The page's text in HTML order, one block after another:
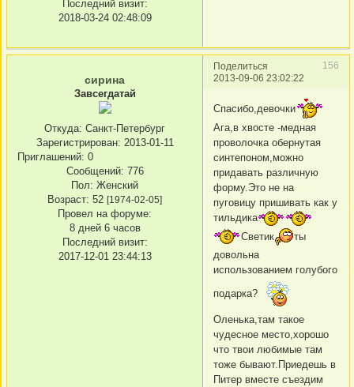
Последний визит:
2018-03-24 02:48:09
Поделиться
156
2013-09-06 23:02:22
сирина
Завсегдатай
Откуда: Санкт-Петербург
Зарегистрирован: 2013-01-11
Приглашений: 0
Сообщений: 776
Пол: Женский
Возраст: 52 [1974-02-05]
Провел на форуме:
8 дней 6 часов
Последний визит:
2017-12-01 23:44:13
Спасибо,девочки
Ага,в хвосте -медная
проволочка обернутая
синтепоном,можно
придавать различную
форму.Это не на
пуговицу пришивать как у
тильдика
Светик
ты
довольна
использованием голубого
подарка?
Оленька,там такое
чудесное место,хорошо
что твои любимые там
тоже бывают.Приедешь в
Питер вместе съездим